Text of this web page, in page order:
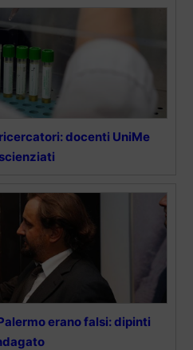
docenti UniMe
erano falsi: dipinti